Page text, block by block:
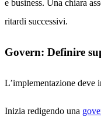
e business. Una chiara
ritardi successivi.
Govern: Definire
L’implementazione deve
Inizia redigendo una